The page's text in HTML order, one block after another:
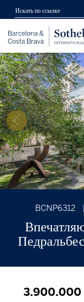
BCNP6312
3.900.000